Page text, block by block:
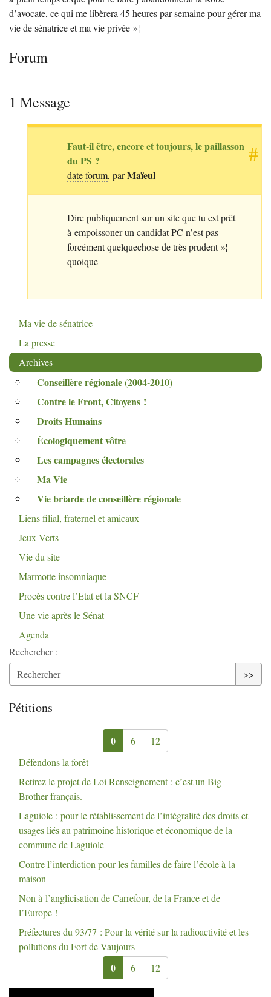
d’avocate, ce qui me libèrera 45 heures par semaine pour gérer ma
vie de sénatrice et ma vie privée »¦
Forum
1 Message
#
Faut-il être, encore et toujours, le paillasson
duPS ?
date forum, parMaïeul
Dire publiquement sur un site que tu est prêt
à empoissoner un candidatPC n’est pas
forcément quelquechose de très prudent »¦
quoique
Ma vie de sénatrice
La presse
Archives
Conseillère régionale (2004-2010)
Contre le Front, Citoyens !
Droits Humains
Écologiquement vôtre
Les campagnes électorales
Ma Vie
Vie briarde de conseillère régionale
Liens filial, fraternel et amicaux
Jeux Verts
Vie du site
Marmotte insomniaque
Procès contre l’Etat et la SNCF
Une vie après le Sénat
Agenda
Rechercher :
>>
Pétitions
0 6
12
Défendons la forêt
Retirez le projet de Loi Renseignement : c’est un Big
Brother français.
Laguiole : pour le rétablissement de l’intégralité des droits et
usages liés au patrimoine historique et économique de la
commune de Laguiole
Contre l’interdiction pour les familles de faire l’école à la
maison
Non à l’anglicisation de Carrefour, de la France et de
l’Europe !
Préfectures du 93/77 : Pour la vérité sur la radioactivité et les
pollutions du Fort de Vaujours
0 6 12